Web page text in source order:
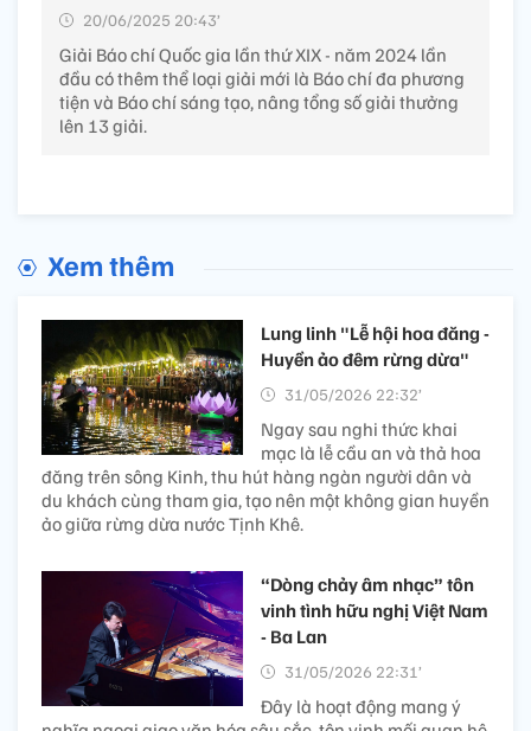
20/06/2025 20:43’
Giải Báo chí Quốc gia lần thứ XIX - năm 2024 lần
đầu có thêm thể loại giải mới là Báo chí đa phương
tiện và Báo chí sáng tạo, nâng tổng số giải thưởng
lên 13 giải.
Xem thêm
Lung linh "Lễ hội hoa đăng -
Huyền ảo đêm rừng dừa"
31/05/2026 22:32’
Ngay sau nghi thức khai
mạc là lễ cầu an và thả hoa
đăng trên sông Kinh, thu hút hàng ngàn người dân và
du khách cùng tham gia, tạo nên một không gian huyền
ảo giữa rừng dừa nước Tịnh Khê.
“Dòng chảy âm nhạc” tôn
vinh tình hữu nghị Việt Nam
- Ba Lan
31/05/2026 22:31’
Đây là hoạt động mang ý